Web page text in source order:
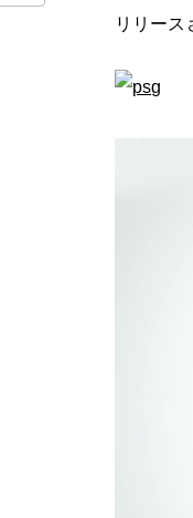
リリー